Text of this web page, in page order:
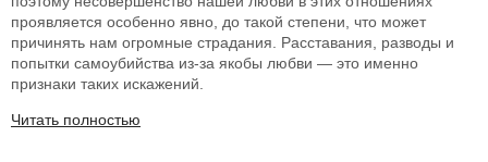
проявляется особенно явно, до такой степени, что может
причинять нам огромные страдания. Расставания, разводы и
попытки самоубийства из-за якобы любви — это именно
признаки таких искажений.
Читать полностью